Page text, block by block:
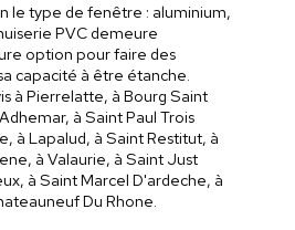
le type de fenêtre : aluminium,
PVC demeure
option pour faire des
capacité à être étanche.
à Pierrelatte, à Bourg Saint
à Saint Paul Trois
à Lapalud, à Saint Restitut, à
à Valaurie, à Saint Just
à Saint Marcel D'ardeche, à
Du Rhone.